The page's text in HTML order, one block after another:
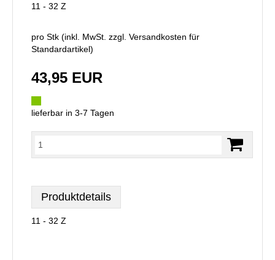
11 - 32 Z
pro Stk (inkl. MwSt. zzgl. Versandkosten für
Standardartikel)
43,95 EUR
lieferbar in 3-7 Tagen
Produktdetails
11 - 32 Z